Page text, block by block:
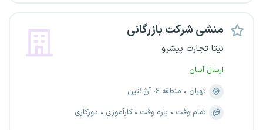
منشی شرکت بازرگانی
نیتا تجارت پیشرو
ارسال آسان
تهران
منطقه ۶، آرژانتین
تمام وقت
پاره وقت کارآموزی دورکاری